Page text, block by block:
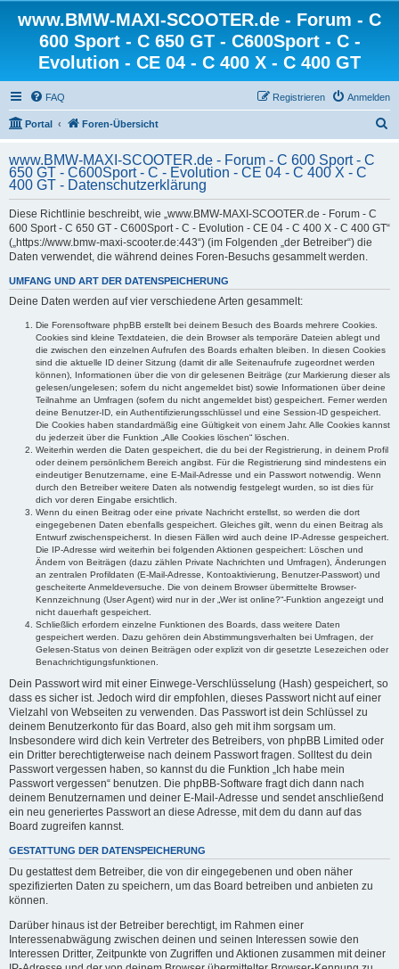
www.BMW-MAXI-SCOOTER.de - Forum - C
600 Sport - C 650 GT - C600Sport - C -
Evolution - CE 04 - C 400 X - C 400 GT
FAQ Anmelden
Registrieren
Portal Foren-Übersicht
www.BMW-MAXI-SCOOTER.de - Forum - C 600 Sport - C
650 GT - C600Sport - C - Evolution - CE 04 - C 400 X - C
400 GT - Datenschutzerklärung
Diese Richtlinie beschreibt, wie „www.BMW-MAXI-SCOOTER.de - Forum - C
600 Sport - C 650 GT - C600Sport - C - Evolution - CE 04 - C 400 X - C 400 GT“
(„https://www.bmw-maxi-scooter.de:443“) (im Folgenden „der Betreiber“) die
Daten verwendet, die während deines Foren-Besuchs gesammelt werden.
UMFANG UND ART DER DATENSPEICHERUNG
Deine Daten werden auf vier verschiedene Arten gesammelt:
Die Forensoftware phpBB erstellt bei deinem Besuch des Boards mehrere Cookies.
Cookies sind kleine Textdateien, die dein Browser als temporäre Dateien ablegt und
die zwischen den einzelnen Aufrufen des Boards erhalten bleiben. In diesen Cookies
sind die aktuelle ID deiner Sitzung (damit dir alle Seitenaufrufe zugeordnet werden
können), Informationen über die von dir gelesenen Beiträge (zur Markierung dieser als
gelesen/ungelesen; sofern du nicht angemeldet bist) sowie Informationen über deine
Teilnahme an Umfragen (sofern du nicht angemeldet bist) gespeichert. Ferner werden
deine Benutzer-ID, ein Authentifizierungsschlüssel und eine Session-ID gespeichert.
Die Cookies haben standardmäßig eine Gültigkeit von einem Jahr. Alle Cookies kannst
du jederzeit über die Funktion „Alle Cookies löschen“ löschen.
Weiterhin werden die Daten gespeichert, die du bei der Registrierung, in deinem Profil
oder deinem persönlichem Bereich angibst. Für die Registrierung sind mindestens ein
eindeutiger Benutzername, eine E-Mail-Adresse und ein Passwort notwendig. Wenn
durch den Betreiber weitere Daten als notwendig festgelegt wurden, so ist dies für
dich vor deren Eingabe ersichtlich.
Wenn du einen Beitrag oder eine private Nachricht erstellst, so werden die dort
eingegebenen Daten ebenfalls gespeichert. Gleiches gilt, wenn du einen Beitrag als
Entwurf zwischenspeicherst. In diesen Fällen wird auch deine IP-Adresse gespeichert.
Die IP-Adresse wird weiterhin bei folgenden Aktionen gespeichert: Löschen und
Ändern von Beiträgen (dazu zählen Private Nachrichten und Umfragen), Änderungen
an zentralen Profildaten (E-Mail-Adresse, Kontoaktivierung, Benutzer-Passwort) und
gescheiterte Anmeldeversuche. Die von deinem Browser übermittelte Browser-
Kennzeichnung (User Agent) wird nur in der „Wer ist online?“-Funktion angezeigt und
nicht dauerhaft gespeichert.
Schließlich erfordern einzelne Funktionen des Boards, dass weitere Daten
gespeichert werden. Dazu gehören dein Abstimmungsverhalten bei Umfragen, der
Gelesen-Status von deinen Beiträgen oder explizit von dir gesetzte Lesezeichen oder
Benachrichtigungsfunktionen.
Dein Passwort wird mit einer Einwege-Verschlüsselung (Hash) gespeichert, so
dass es sicher ist. Jedoch wird dir empfohlen, dieses Passwort nicht auf einer
Vielzahl von Webseiten zu verwenden. Das Passwort ist dein Schlüssel zu
deinem Benutzerkonto für das Board, also geh mit ihm sorgsam um.
Insbesondere wird dich kein Vertreter des Betreibers, von phpBB Limited oder
ein Dritter berechtigterweise nach deinem Passwort fragen. Solltest du dein
Passwort vergessen haben, so kannst du die Funktion „Ich habe mein
Passwort vergessen“ benutzen. Die phpBB-Software fragt dich dann nach
deinem Benutzernamen und deiner E-Mail-Adresse und sendet anschließend
ein neu generiertes Passwort an diese Adresse, mit dem du dann auf das
Board zugreifen kannst.
GESTATTUNG DER DATENSPEICHERUNG
Du gestattest dem Betreiber, die von dir eingegebenen und oben näher
spezifizierten Daten zu speichern, um das Board betreiben und anbieten zu
können.
Darüber hinaus ist der Betreiber berechtigt, im Rahmen einer
Interessenabwägung zwischen deinen und seinen Interessen sowie den
Interessen Dritter, Zeitpunkte von Zugriffen und Aktionen zusammen mit deiner